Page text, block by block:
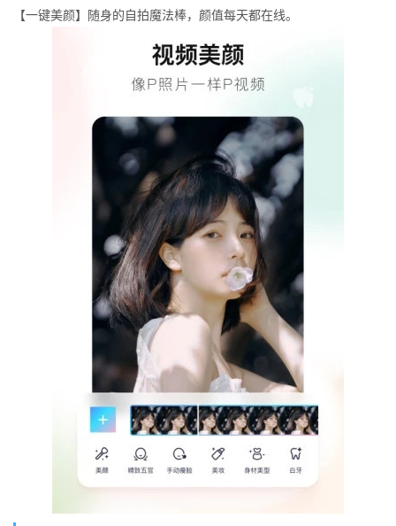
【一键美颜】随身的自拍魔法棒，颜值每天都在线。